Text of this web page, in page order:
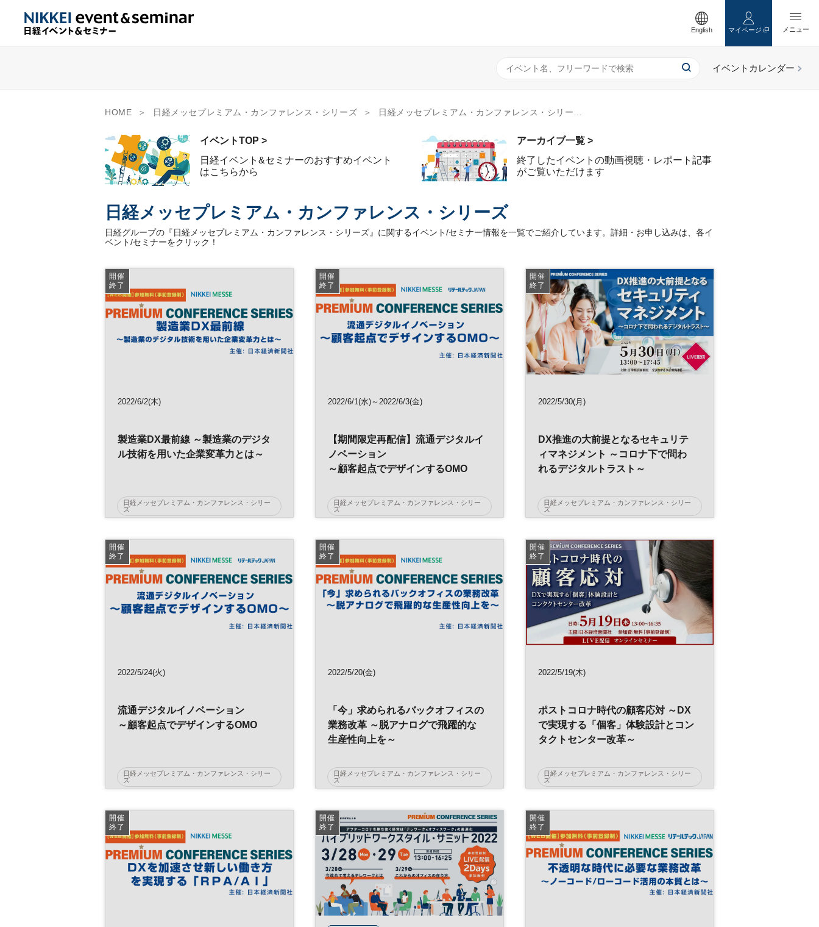
English マイページ
HOME 日経メッセプレミアム・カンファレンス・シリーズ 日経メッセプレミアム・カンファレンス・シリーズ（8ページ目）
イベントTOP >
日経イベント&セミナーのおすすめイベント
はこちらから
アーカイブ一覧 >
終了したイベントの動画視聴・レポート記事
がご覧いただけます
日経メッセプレミアム・カンファレンス・シリーズ
日経グループの『日経メッセプレミアム・カンファレンス・シリーズ』に関するイベント/セミナー情報を一覧でご紹介しています。詳細・お申し込みは、各イ
ベント/セミナーをクリック！
開催
終了
2022/6/2(木)
製造業DX最前線 ～製造業のデジタ
ル技術を用いた企業変革力とは～
日経メッセプレミアム・カンファレンス・シリー
ズ
デジタル
プレミアム・カンファレンス・シリーズ
開催
終了
2022/6/1(水)～2022/6/3(金)
【期間限定再配信】流通デジタルイ
ノベーション
～顧客起点でデザインするOMO
日経メッセプレミアム・カンファレンス・シリー
ズ
イノベーション
オムニチャネル
リテールテックJAPAN
開催
終了
2022/5/30(月)
DX推進の大前提となるセキュリテ
ィマネジメント ～コロナ下で問わ
れるデジタルトラスト～
日経メッセプレミアム・カンファレンス・シリー
ズ
ゼロトラスト セキュリティ テレワーク
サイバー攻撃 デジタル 参加無料
プレミアム・カンファレンス・シリーズ
開催
終了
2022/5/24(火)
流通デジタルイノベーション
～顧客起点でデザインするOMO
日経メッセプレミアム・カンファレンス・シリー
ズ
イノベーション
オムニチャネル
リテールテックJAPAN
プレミアム・カンファレンス・シリーズ
開催
終了
2022/5/20(金)
「今」求められるバックオフィスの
業務改革 ～脱アナログで飛躍的な
生産性向上を～
日経メッセプレミアム・カンファレンス・シリー
ズ
プレミアム・カンファレンス・シリーズ
開催
終了
2022/5/19(木)
ポストコロナ時代の顧客応対 ～DX
で実現する「個客」体験設計とコン
タクトセンター改革～
日経メッセプレミアム・カンファレンス・シリー
ズ
日経メッセ
デジタル DX
プレミアム・カンファレンス・シリーズ
開催
終了
開催
終了
開催
終了